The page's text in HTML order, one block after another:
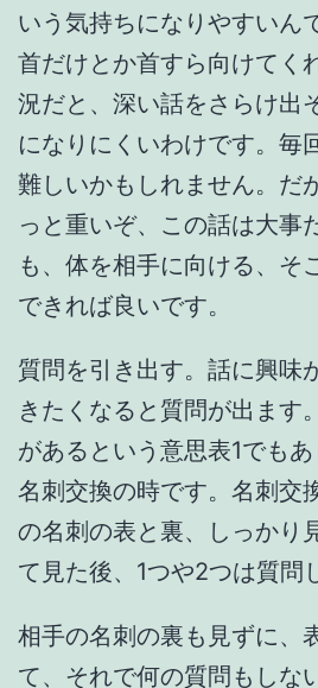
いう気持ちになりやすいん
首だけとか首すら向けてく
況だと、深い話をさらけ出
になりにくいわけです。毎
難しいかもしれません。だ
っと重いぞ、この話は大事
も、体を相手に向ける、そ
できれば良いです。
質問を引き出す。話に興味
きたくなると質問が出ます
があるという意思表1でもあ
名刺交換の時です。名刺交
の名刺の表と裏、しっかり
て見た後、1つや2つは質問
相手の名刺の裏も見ずに、
て、それで何の質問もしな